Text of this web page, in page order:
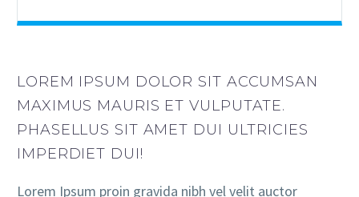
LOREM IPSUM DOLOR SIT ACCUMSAN
MAXIMUS MAURIS ET VULPUTATE.
PHASELLUS SIT AMET DUI ULTRICIES
IMPERDIET DUI!
Lorem Ipsum proin gravida nibh vel velit auctor